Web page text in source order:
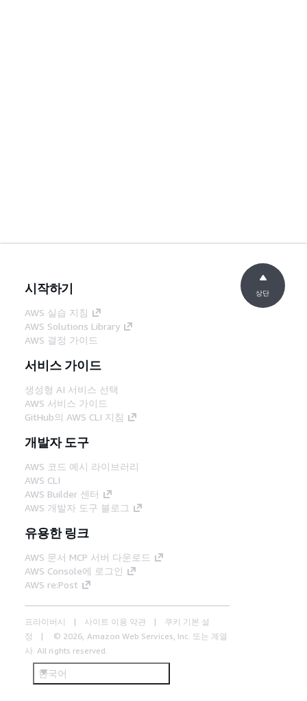
시작하기
AWS 실습 지침
AWS Solutions Library
AWS 결정 가이드
서비스 가이드
생성형 AI 서비스 선택
AWS 서비스 가이드
GitHub의 AWS CLI 지침
개발자 도구
AWS 코드 예시 라이브러리
AWS CLI
AWS Builder 센터
AWS 개발자 도구 블로그
유용한 링크
AWS 문서 MCP 서버 다운로드
AWS Console에 로그인
AWS re:Post
프라이버시 사이트 이용 약관
쿠키 기본 설
정
© 2026, Amazon Web Services, Inc. 또는 계열
사. All rights reserved.
한국어
상단